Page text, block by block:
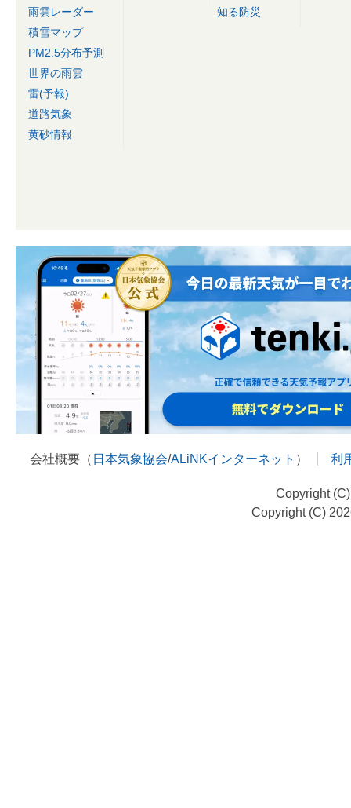
雨雲レーダー
積雪マップ
PM2.5分布予測
世界の雨雲
雷(予報)
道路気象
黄砂情報
知る防災
会社概要（ 日本気象協会/ALiNKインターネット ） 利
Copyright
Copyright (C)